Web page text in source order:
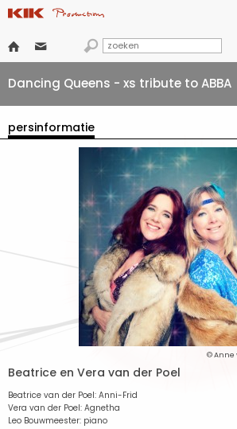
  
Dancing Queens - xs tribute to ABBA
persinformatie
© Anne
Beatrice en Vera van der Poel
Beatrice van der Poel: Anni-Frid
Vera van der Poel: Agnetha
Leo Bouwmeester: piano